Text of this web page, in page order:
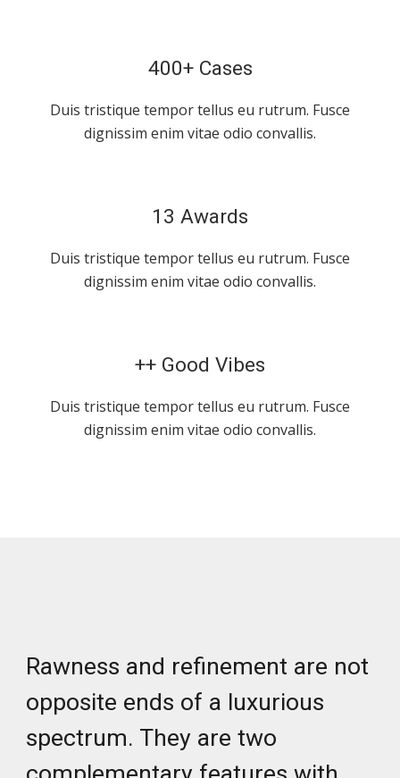
400+ Cases
Duis tristique tempor tellus eu rutrum. Fusce
dignissim enim vitae odio convallis.
13 Awards
Duis tristique tempor tellus eu rutrum. Fusce
dignissim enim vitae odio convallis.
++ Good Vibes
Duis tristique tempor tellus eu rutrum. Fusce
dignissim enim vitae odio convallis.
Rawness and refinement are not
opposite ends of a luxurious
spectrum. They are two